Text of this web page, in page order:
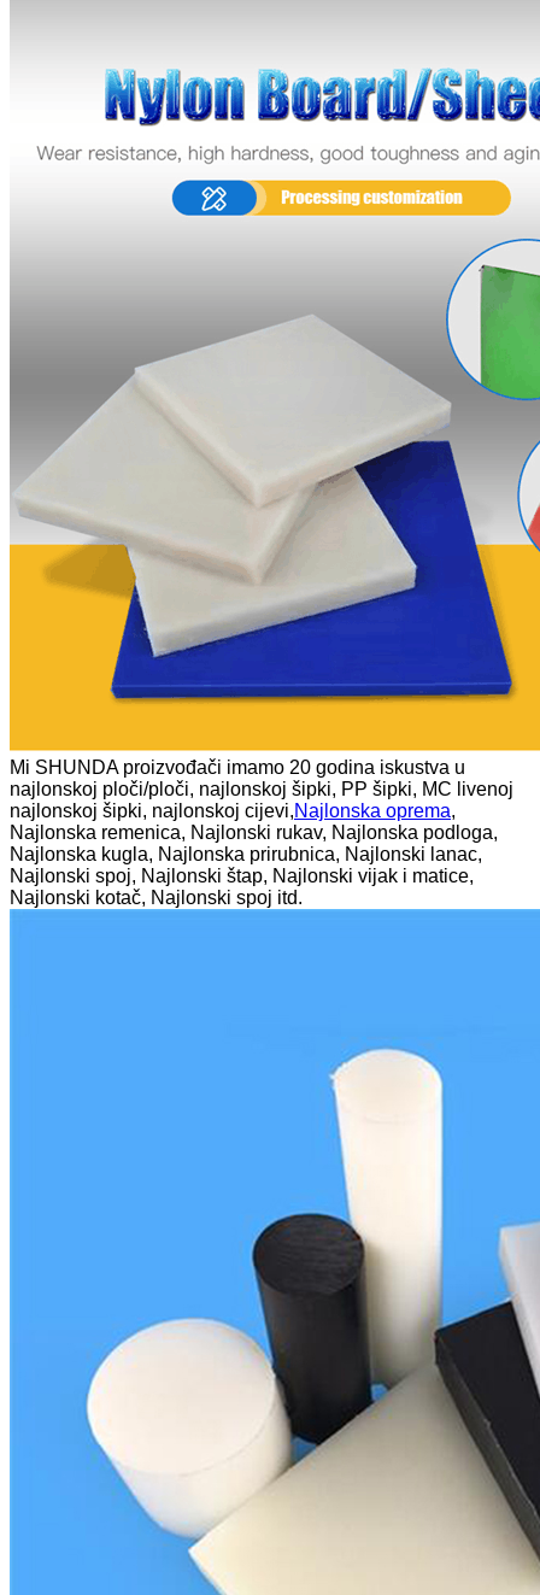
Mi SHUNDA proizvođači imamo 20 godina iskustva u
najlonskoj ploči/ploči, najlonskoj šipki, PP šipki, MC livenoj
najlonskoj šipki, najlonskoj cijevi,Najlonska oprema,
Najlonska remenica, Najlonski rukav, Najlonska podloga,
Najlonska kugla, Najlonska prirubnica, Najlonski lanac,
Najlonski spoj, Najlonski štap, Najlonski vijak i matice,
Najlonski kotač, Najlonski spoj itd.